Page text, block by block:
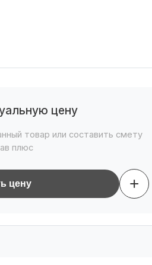
цену
товар или составить смету
плюс
цену +